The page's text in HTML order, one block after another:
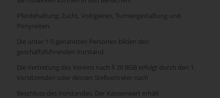
Pferdehaltung, Zucht, Voltigieren, Turniergestaltung und
Ponyreiten.
Die unter 1-5 genannten Personen bilden den
geschäftsführenden Vorstand.
Die Vertretung des Vereins nach § 26 BGB erfolgt durch den 1.
Vorsitzenden oder dessen Stellvertreter nach
Beschluss des Vorstandes. Der Kassenwart erhält